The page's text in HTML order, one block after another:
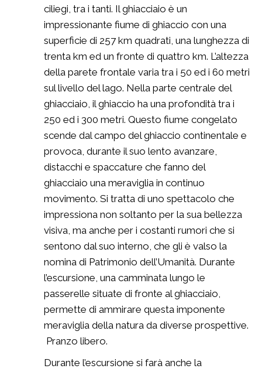
ciliegi, tra i tanti. Il ghiacciaio è un
impressionante fiume di ghiaccio con una
superficie di 257 km quadrati, una lunghezza di
trenta km ed un fronte di quattro km. L’altezza
della parete frontale varia tra i 50 ed i 60 metri
sul livello del lago. Nella parte centrale del
ghiacciaio, il ghiaccio ha una profondità tra i
250 ed i 300 metri. Questo fiume congelato
scende dal campo del ghiaccio continentale e
provoca, durante il suo lento avanzare,
distacchi e spaccature che fanno del
ghiacciaio una meraviglia in continuo
movimento. Si tratta di uno spettacolo che
impressiona non soltanto per la sua bellezza
visiva, ma anche per i costanti rumori che si
sentono dal suo interno, che gli è valso la
nomina di Patrimonio dell’Umanità. Durante
l’escursione, una camminata lungo le
passerelle situate di fronte al ghiacciaio,
permette di ammirare questa imponente
meraviglia della natura da diverse prospettive.
Pranzo libero.
Durante l’escursione si farà anche la